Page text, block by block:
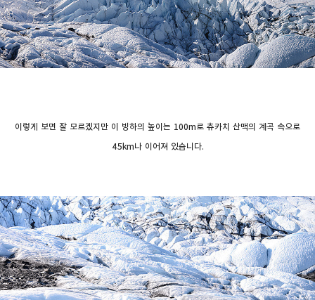
이렇게 보면 잘 모르겠지만 이 빙하의 높이는 100m로 츄카치 산맥의 계곡 속으로
45km나 이어져 있습니다.